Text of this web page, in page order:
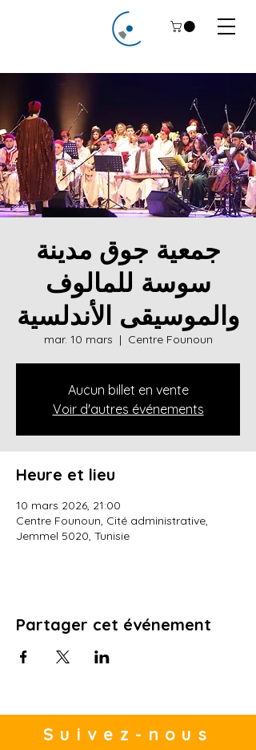
جمعية جوق مدينة
سوسة للمالوف
والموسيقى الأندلسية
mar. 10 mars
  |
Centre Founoun
Aucun billet en vente
Voir d'autres événements
Heure et lieu
10 mars 2026, 21:00
Centre Founoun, Cité administrative,
Jemmel 5020, Tunisie
Partager cet événement
Suivez-nous